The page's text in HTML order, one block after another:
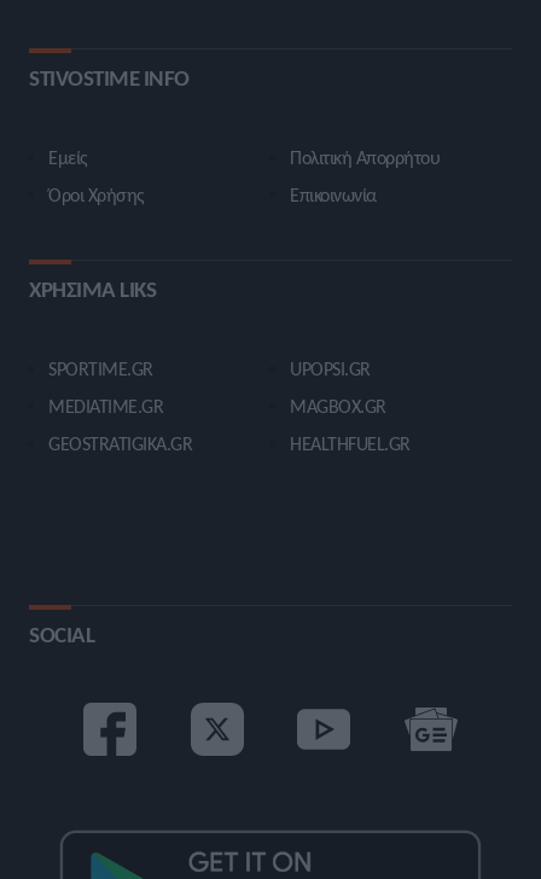
STIVOSTIME INFO
Εμείς
Όροι Χρήσης
Πολιτική Απορρήτου
Επικοινωνία
ΧΡΗΣΙΜΑ LIKS
SPORTIME.GR
MEDIATIME.GR
GEOSTRATIGIKA.GR
UPOPSI.GR
MAGBOX.GR
HEALTHFUEL.GR
SOCIAL